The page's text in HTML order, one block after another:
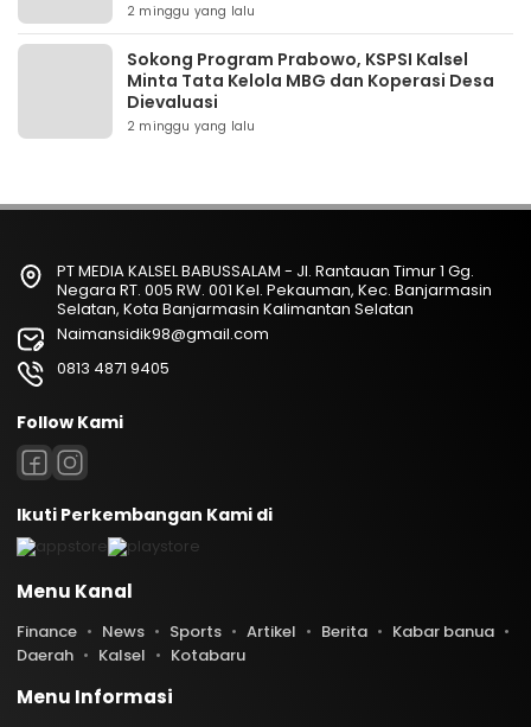
2 minggu yang lalu
Sokong Program Prabowo, KSPSI Kalsel
Minta Tata Kelola MBG dan Koperasi Desa
Dievaluasi
2 minggu yang lalu
PT MEDIA KALSEL BABUSSALAM - Jl. Rantauan Timur 1 Gg.
Negara RT. 005 RW. 001 Kel. Pekauman, Kec. Banjarmasin
Selatan, Kota Banjarmasin Kalimantan Selatan
Naimansidik98@gmail.com
0813 4871 9405
Follow Kami
Ikuti Perkembangan Kami di
Menu Kanal
Finance News Sports Artikel Berita
Kabar banua
Daerah
Kalsel Kotabaru
Menu Informasi